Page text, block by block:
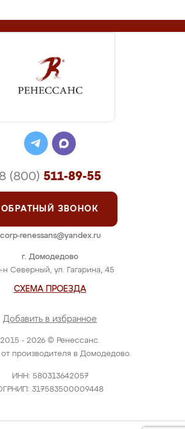
2015 - 2026 © Ренессанс.
производителя в Домодедово.
ИНН: 580313642057
317583500009448
г. Домодедово
н Северный, ул. Гагарина, 45
СХЕМА ПРОЕЗДА
Добавить в избранное
8 (800) 511-89-55
ОБРАТНЫЙ ЗВОНОК
corp-renessans@yandex.ru